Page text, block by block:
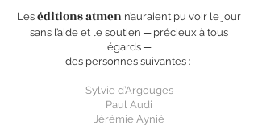
Les éditions atmen n’auraient pu voir le jour
sans l’aide et le soutien ─ précieux à tous
égards ─
des personnes suivantes :
Sylvie d’Argouges
Paul Audi
Jérémie Aynié